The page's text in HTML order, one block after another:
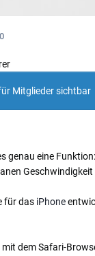
Mitglieder sichtbar
genau eine Funktion:
für das iPhone
dem Safari-